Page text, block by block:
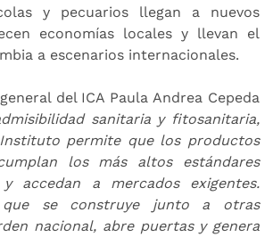
y pecuarios llegan a nuevos
economías locales y llevan el
a escenarios internacionales.
del ICA Paula Andrea Cepeda
sanitaria y fitosanitaria,
permite que los productos
los más altos estándares
y accedan a mercados exigentes.
que se construye junto a otras
nacional, abre puertas y genera